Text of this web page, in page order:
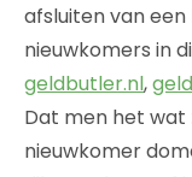
afsluiten van
nieuwkomers in
geldbutler.nl,
Dat men het wat
nieuwkomer